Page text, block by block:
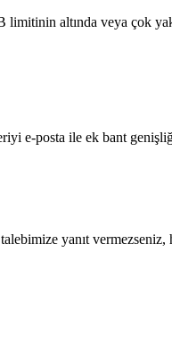
limitinin altında veya çok
e-posta ile ek bant
yanıt